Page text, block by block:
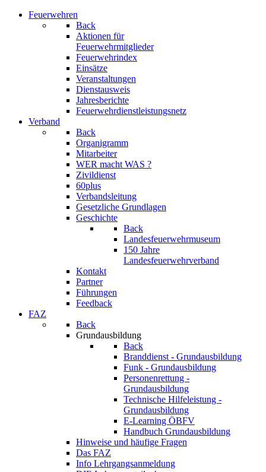
Feuerwehren
Back
Aktionen für
Feuerwehrmitglieder
Feuerwehrindex
Einsätze
Veranstaltungen
Dienstausweis
Jahresberichte
Feuerwehrdienstleistungsnetz
Verband
Back
Organigramm
Mitarbeiter
WER macht WAS ?
Zivildienst
60plus
Verbandsleitung
Gesetzliche Grundlagen
Geschichte
Back
Landesfeuerwehrmuseum
150 Jahre
Landesfeuerwehrverband
Kontakt
Partner
Führungen
Feedback
FAZ
Back
Grundausbildung
Back
Branddienst - Grundausbildung
Funk - Grundausbildung
Personenrettung -
Grundausbildung
Technische Hilfeleistung -
Grundausbildung
E-Learning ÖBFV
Handbuch Grundausbildung
Hinweise und häufige Fragen
Das FAZ
Info Lehrgangsanmeldung